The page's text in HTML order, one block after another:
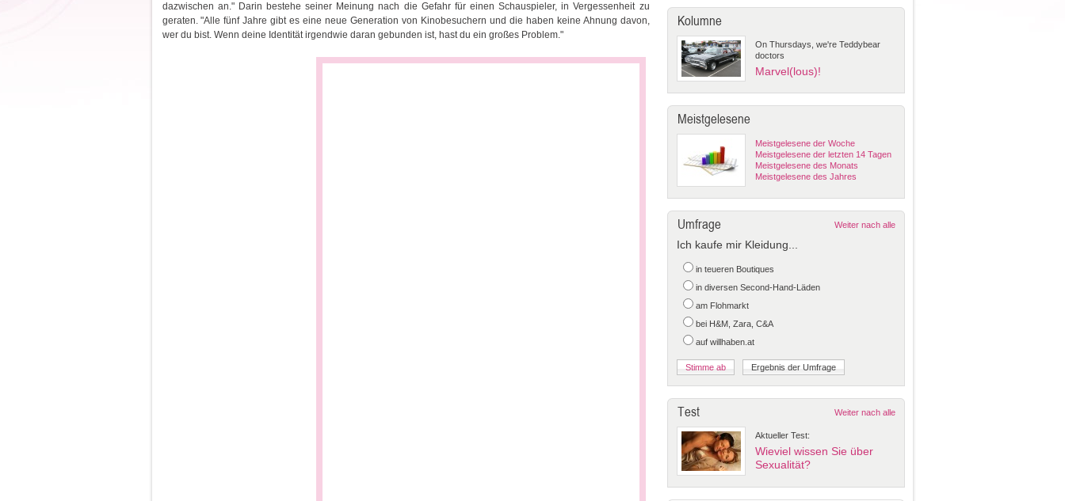
dazwischen an." Darin bestehe seiner Meinung nach die Gefahr für einen Schauspieler, in Vergessenheit zu
geraten. "Alle fünf Jahre gibt es eine neue Generation von Kinobesuchern und die haben keine Ahnung davon,
wer du bist. Wenn deine Identität irgendwie daran gebunden ist, hast du ein großes Problem."
Kolumne
On Thursdays, we're Teddybear
doctors
Marvel(lous)!
Meistgelesene
Meistgelesene der Woche
Meistgelesene der letzten 14 Tagen
Meistgelesene des Monats
Meistgelesene des Jahres
Umfrage Weiter nach alle
Ich kaufe mir Kleidung...
in teueren Boutiques
in diversen Second-Hand-Läden
am Flohmarkt
bei H&M, Zara, C&A
auf willhaben.at
Test Weiter nach alle
Aktueller Test:
Wieviel wissen Sie über
Sexualität?